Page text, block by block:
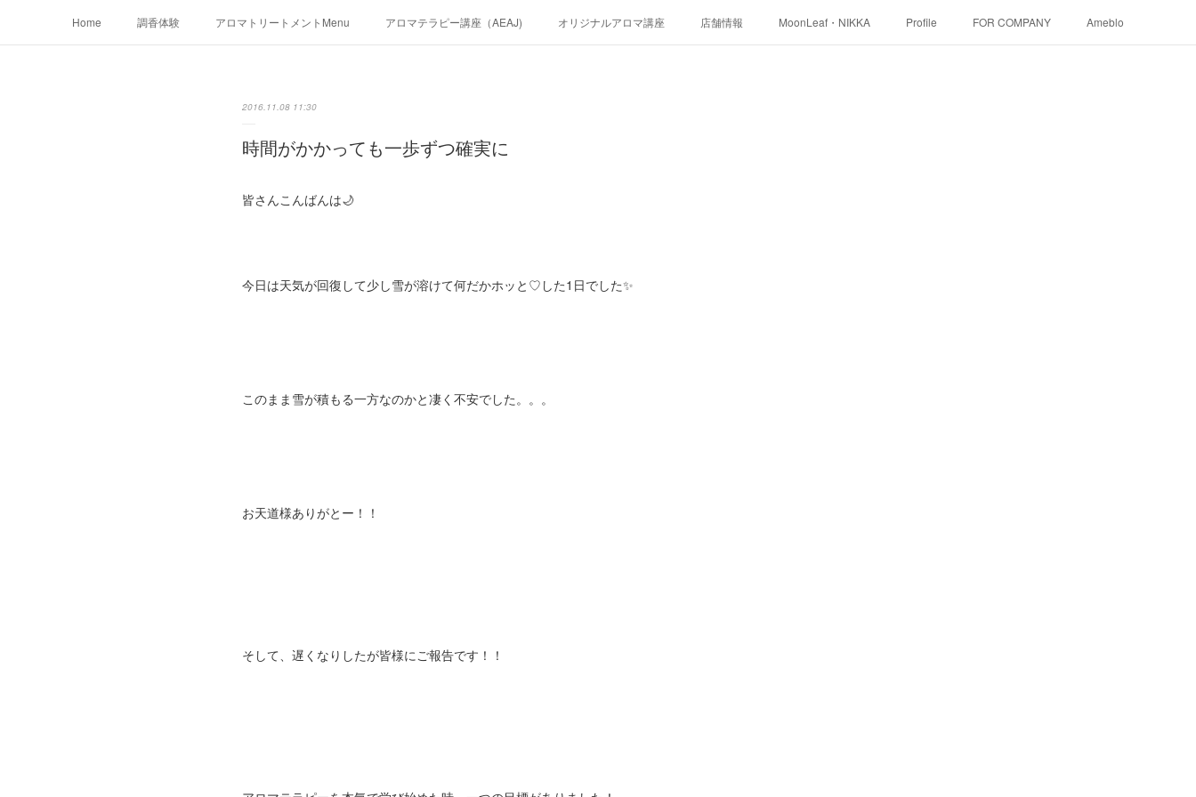
Home 調香体験 アロマトリートメントMenu アロマテラピー講座（AEAJ) オリジナルアロマ講座 店舗情報 MoonLeaf・NIKKA Profile FOR COMPANY Ameblo
2016.11.08 11:30
時間がかかっても一歩ずつ確実に
皆さんこんばんは🌙
今日は天気が回復して少し雪が溶けて何だかホッと♡した1日でした✨
このまま雪が積もる一方なのかと凄く不安でした。。。
お天道様ありがとー！！
そして、遅くなりしたが皆様にご報告です！！